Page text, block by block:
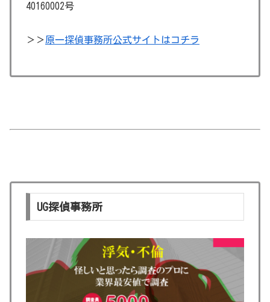
40160002号
＞＞原一探偵事務所公式サイトはコチラ
UG探偵事務所